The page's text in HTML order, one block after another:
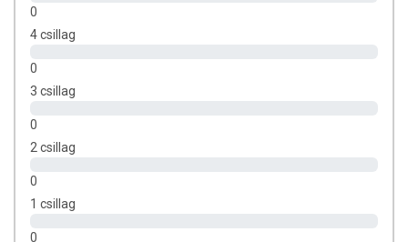
vastagbélbe.
A
ADAGOLÁS
0
4 csillag
0
3 csillag
0
2 csillag
0
1 csillag
0